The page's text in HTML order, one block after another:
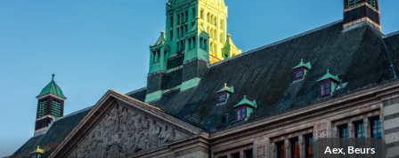
Aex, Beurs